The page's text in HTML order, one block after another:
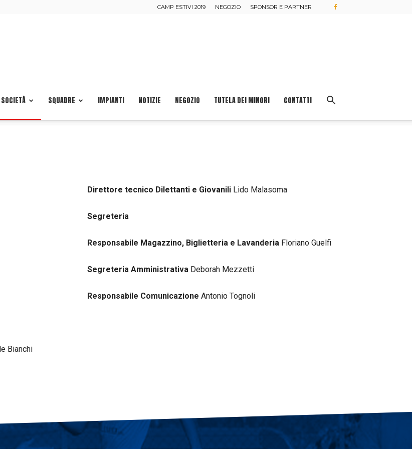
CAMP ESTIVI 2019 NEGOZIO SPONSOR E PARTNER
SOCIETÀ SQUADRE IMPIANTI NOTIZIE NEGOZIO TUTELA DEI MINORI CONTATTI
Bianchi
Direttore tecnico Dilettanti e Giovanili Lido Malasoma
Segreteria
Responsabile Magazzino, Biglietteria e Lavanderia Floriano Guelfi
Segreteria Amministrativa Deborah Mezzetti
Responsabile Comunicazione Antonio Tognoli